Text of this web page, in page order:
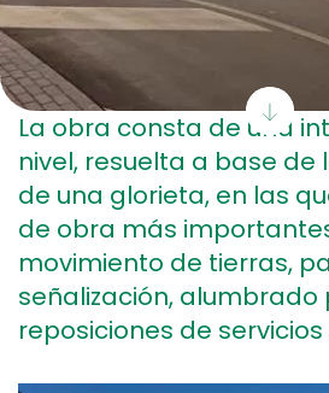
La obra consta de una
nivel, resuelta a base de
de una glorieta, en las
de obra más
movimiento de tierras,
señalización, alumbrado
reposiciones de